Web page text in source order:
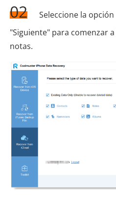
02
Seleccione la
"Siguiente" para comenzar
notas.